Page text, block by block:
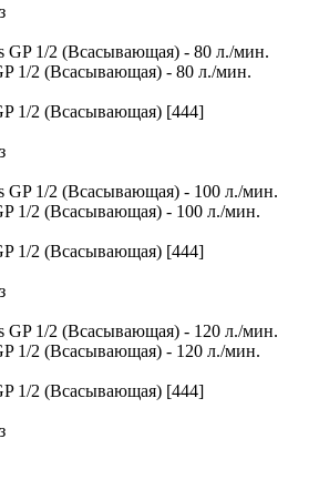
1/2 (Всасывающая) - 80 л./мин.
1/2 (Всасывающая) [444]
1/2 (Всасывающая) - 100 л./мин.
1/2 (Всасывающая) [444]
1/2 (Всасывающая) - 120 л./мин.
1/2 (Всасывающая) [444]